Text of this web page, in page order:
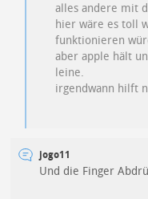
alles andere mit
hier wäre es toll
funktionieren
aber apple hält
leine.
irgendwann hilft
jogo11
Und die Finger